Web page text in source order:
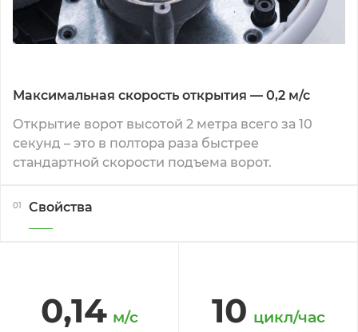
Максимальная скорость открытия — 0,2 м/с
Открытие ворот высотой 2 метра всего за 10
секунд – это в полтора раза быстрее
стандартной скорости подъема ворот.
01 Свойства
0,14 м/с 10 цикл/час